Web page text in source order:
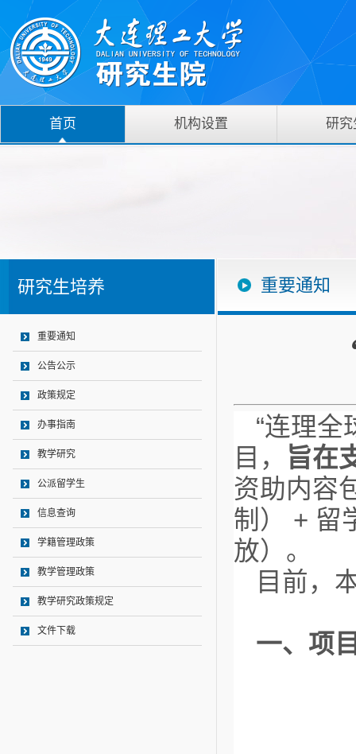
首页 机构设置 研究
研究生培养
重要通知
公告公示
政策规定
办事指南
教学研究
公派留学生
信息查询
学籍管理政策
教学管理政策
教学研究政策规定
文件下载
重要通知
“连理全
目，
旨在
资助内容
制） + 留
放）。
目前，
一、项